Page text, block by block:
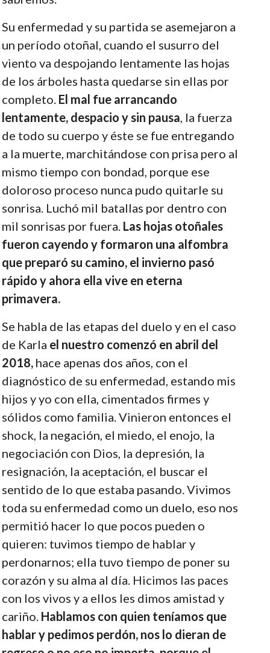
Su enfermedad y su partida se asemejaron a
un período otoñal, cuando el susurro del
viento va despojando lentamente las hojas
de los árboles hasta quedarse sin ellas por
completo. El mal fue arrancando
lentamente, despacio y sin pausa , la fuerza
de todo su cuerpo y éste se fue entregando
a la muerte, marchitándose con prisa pero al
mismo tiempo con bondad, porque ese
doloroso proceso nunca pudo quitarle su
sonrisa. Luchó mil batallas por dentro con
mil sonrisas por fuera. Las hojas otoñales
fueron cayendo y formaron una alfombra
que preparó su camino, el invierno pasó
rápido y ahora ella vive en eterna
primavera.
Se habla de las etapas del duelo y en el caso
de Karla el nuestro comenzó en abril del
2018,hace apenas dos años, con el
diagnóstico de su enfermedad, estando mis
hijos y yo con ella, cimentados firmes y
sólidos como familia. Vinieron entonces el
shock, la negación, el miedo, el enojo, la
negociación con Dios, la depresión, la
resignación, la aceptación, el buscar el
sentido de lo que estaba pasando. Vivimos
toda su enfermedad como un duelo, eso nos
permitió hacer lo que pocos pueden o
quieren: tuvimos tiempo de hablar y
perdonarnos; ella tuvo tiempo de poner su
corazón y su alma al día. Hicimos las paces
con los vivos y a ellos les dimos amistad y
cariño. Hablamos con quien teníamos que
hablar y pedimos perdón, nos lo dieran de